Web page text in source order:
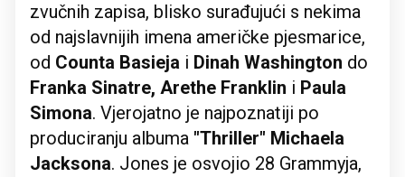
zvučnih zapisa, blisko surađujući s nekima
od najslavnijih imena američke pjesmarice,
od Counta Basieja i Dinah Washington do
Franka Sinatre, Arethe Franklin i Paula
Simona. Vjerojatno je najpoznatiji po
produciranju albuma "Thriller" Michaela
Jacksona. Jones je osvojio 28 Grammyja,